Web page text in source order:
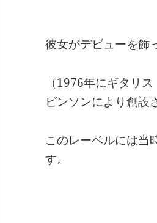
彼女がデビューを飾
（1976年にギタリ
ビンソンにより創設
このレーベルには当
す。